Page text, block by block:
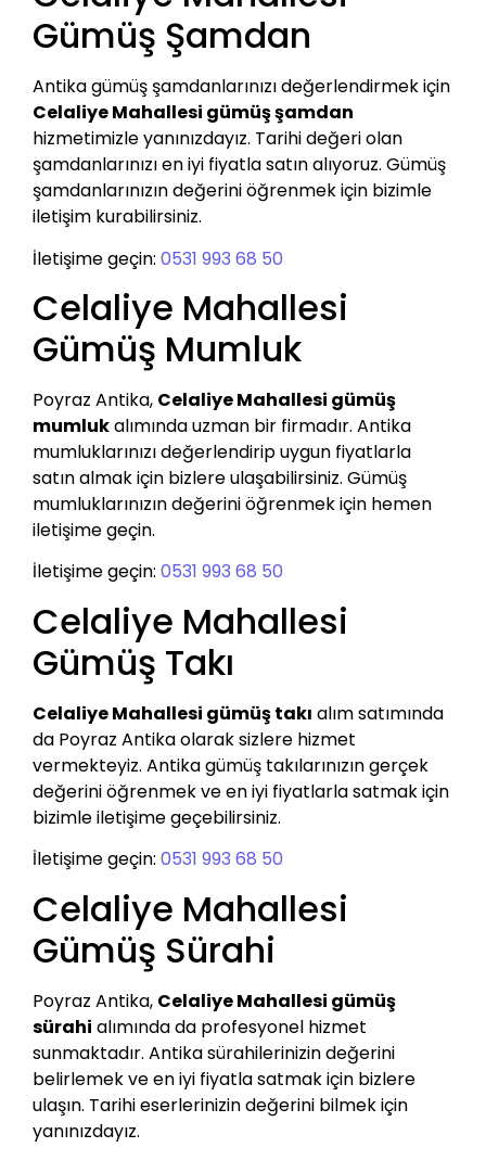
Gümüş Şamdan
Antika gümüş şamdanlarınızı değerlendirmek için
Celaliye Mahallesi gümüş şamdan
hizmetimizle yanınızdayız. Tarihi değeri olan
şamdanlarınızı en iyi fiyatla satın alıyoruz. Gümüş
şamdanlarınızın değerini öğrenmek için bizimle
iletişim kurabilirsiniz.
İletişime geçin: 0531 993 68 50
Celaliye Mahallesi
Gümüş Mumluk
Poyraz Antika, Celaliye Mahallesi gümüş
mumlukalımında uzman bir firmadır. Antika
mumluklarınızı değerlendirip uygun fiyatlarla
satın almak için bizlere ulaşabilirsiniz. Gümüş
mumluklarınızın değerini öğrenmek için hemen
iletişime geçin.
İletişime geçin: 0531 993 68 50
Celaliye Mahallesi
Gümüş Takı
Celaliye Mahallesi gümüş takı alım satımında
da Poyraz Antika olarak sizlere hizmet
vermekteyiz. Antika gümüş takılarınızın gerçek
değerini öğrenmek ve en iyi fiyatlarla satmak için
bizimle iletişime geçebilirsiniz.
İletişime geçin: 0531 993 68 50
Celaliye Mahallesi
Gümüş Sürahi
Poyraz Antika, Celaliye Mahallesi gümüş
sürahi alımında da profesyonel hizmet
sunmaktadır. Antika sürahilerinizin değerini
belirlemek ve en iyi fiyatla satmak için bizlere
ulaşın. Tarihi eserlerinizin değerini bilmek için
yanınızdayız.